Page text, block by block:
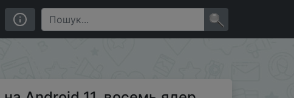
6 ГБ LPDDR4, 128 ГБ eMMC планшет для игр и